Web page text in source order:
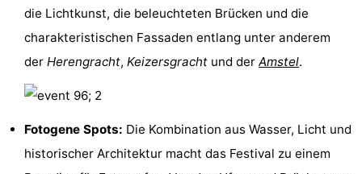
Städte
Führungen
Sport
Radfahren
-
Wandern
Unterhaltung
die Lichtkunst, die beleuchteten Brücken und die
charakteristischen Fassaden entlang unter anderem
der Herengracht, Keizersgracht und der Amstel.
Fotogene Spots: Die Kombination aus Wasser, Licht und
historischer Architektur macht das Festival zu einem